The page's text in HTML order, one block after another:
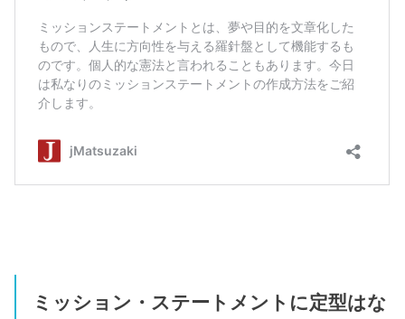
ミッション・ステートメントに定型はな